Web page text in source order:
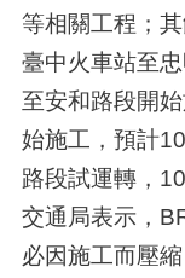
等相關工程；
臺中火車站至
至安和路段開
始施工，預計
路段試運轉，
交通局表示，
必因施工而壓